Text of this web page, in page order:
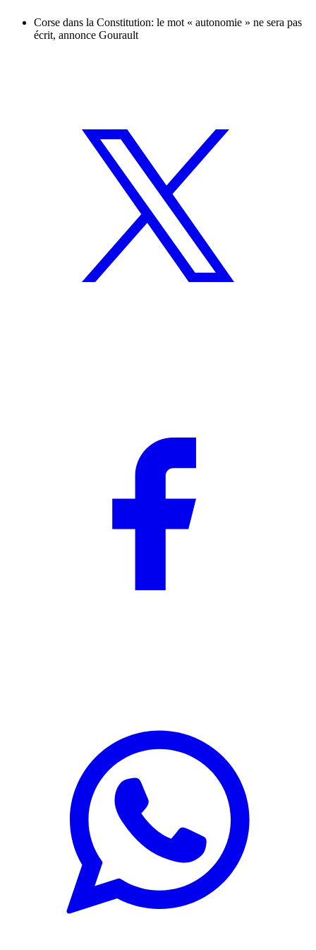
Corse dans la Constitution: le mot « autonomie » ne sera pas
écrit, annonce Gourault